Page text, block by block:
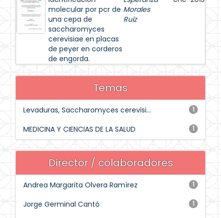
molecular por pcr de
una cepa de
saccharomyces
cerevisiae en placas
de peyer en corderos
de engorda.
Morales
Ruiz
Temas
1
Levaduras, Saccharomyces cerevisi...
1
MEDICINA Y CIENCIAS DE LA SALUD
Director / colaboradores
1
Andrea Margarita Olvera Ramírez
1
Jorge Germinal Cantó